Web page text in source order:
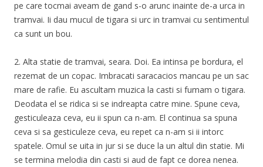
pe care tocmai aveam de gand s-o arunc inainte de-a urca in
tramvai. Ii dau mucul de tigara si urc in tramvai cu sentimentul
ca sunt un bou.
2. Alta statie de tramvai, seara. Doi. Ea intinsa pe bordura, el
rezemat de un copac. Imbracati saracacios mancau pe un sac
mare de rafie. Eu ascultam muzica la casti si fumam o tigara.
Deodata el se ridica si se indreapta catre mine. Spune ceva,
gesticuleaza ceva, eu ii spun ca n-am. El continua sa spuna
ceva si sa gesticuleze ceva, eu repet ca n-am si ii intorc
spatele. Omul se uita in jur si se duce la un altul din statie. Mi
se termina melodia din casti si aud de fapt ce dorea nenea.